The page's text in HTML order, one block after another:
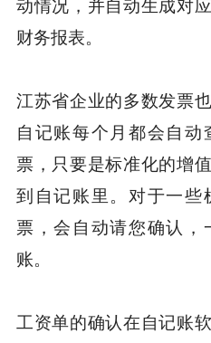
动情况，并自动生成对
财务报表。
江苏省企业的多数发票
自记账每个月都会自
票，只要是标准化的增
到自记账里。对于一些
票，会自动请您确认，
账。
工资单的确认在自记账